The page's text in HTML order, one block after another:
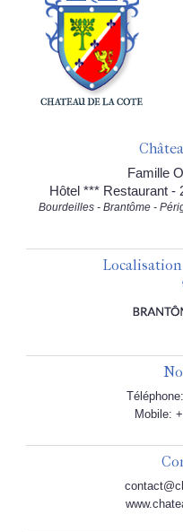
Famille
Hôtel *** Restaurant -
Bourdeilles - Brantôme -
Localisation
Mobile: